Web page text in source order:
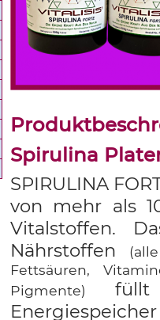
Spirulina
SPIRULINA
von mehr als
Vitalstoffen.
Nährstoffen
Fettsäuren,
Pigmente)
füllt